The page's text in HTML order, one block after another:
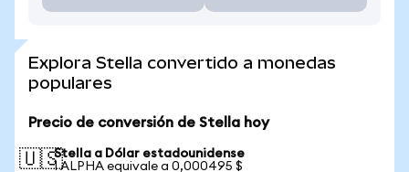
Explora Stella convertido a monedas
populares
Precio de conversión de Stella hoy
🇺🇸Stella a Dólar estadounidense
1 ALPHA equivale a 0,000495 $